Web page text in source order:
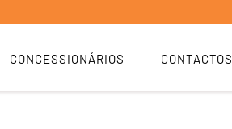
CONCESSIONÁRIOS CONTACTOS